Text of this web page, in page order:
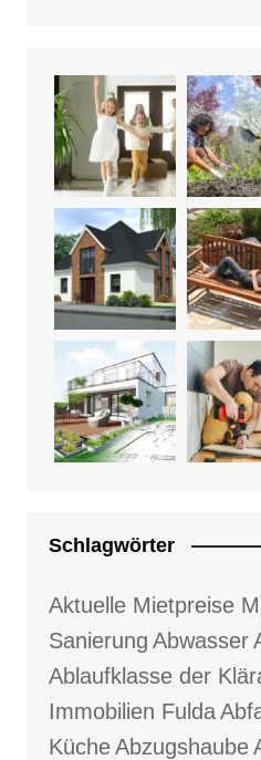
Schlagwörter
Aktuelle Mietpreise
Sanierung Abwasser
Ablaufklasse der
Immobilien Fulda
KücheAbzugshaube